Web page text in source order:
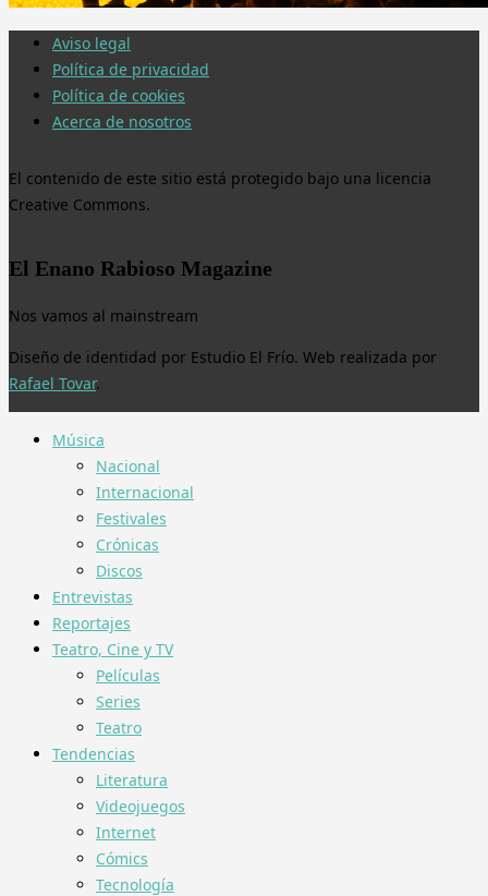
Aviso legal
Política de privacidad
Política de cookies
Acerca de nosotros
El contenido de este sitio está protegido bajo una licencia
Creative Commons.
El Enano Rabioso Magazine
Nos vamos al mainstream
Diseño de identidad por Estudio El Frío. Web realizada por
Rafael Tovar.
Música
Nacional
Internacional
Festivales
Crónicas
Discos
Entrevistas
Reportajes
Teatro, Cine y TV
Películas
Series
Teatro
Tendencias
Literatura
Videojuegos
Internet
Cómics
Tecnología